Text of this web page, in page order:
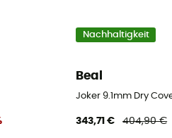
Nachhaltigkeit
Beal
Joker 9.1mm Dry
343,71 € 404,90 €